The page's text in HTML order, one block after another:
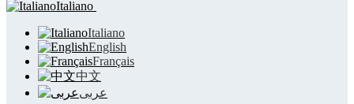
Italiano
Italiano
English
Français
中文
عربى